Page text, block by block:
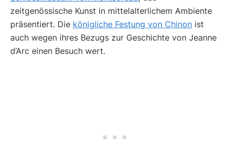
zeitgenössische Kunst in mittelalterlichem Ambiente
präsentiert. Die königliche Festung von Chinon ist
auch wegen ihres Bezugs zur Geschichte von Jeanne
d’Arc einen Besuch wert.